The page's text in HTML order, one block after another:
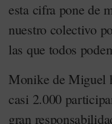
esta cifra pone de
nuestro colectivo
las que todos
Monike de Miguel
casi 2.000
gran